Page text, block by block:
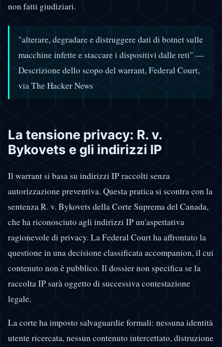
non fatti giudiziari.
"alterare, degradare e distruggere dati di botnet sulle
macchine infette e staccare i dispositivi dalle reti" —
Descrizione dello scopo del warrant, Federal Court,
via The Hacker News
La tensione privacy: R. v.
Bykovets e gli indirizzi IP
Il warrant si basa su indirizzi IP raccolti senza
autorizzazione preventiva. Questa pratica si scontra con la
sentenza R. v. Bykovets della Corte Suprema del Canada,
che ha riconosciuto agli indirizzi IP un'aspettativa
ragionevole di privacy. La Federal Court ha affrontato la
questione in una decisione classificata accompanion, il cui
contenuto non è pubblico. Il dossier non specifica se la
raccolta IP sarà oggetto di successiva contestazione
legale.
La corte ha imposto salvaguardie formali: nessuna identità
utente ricercata, nessun contenuto intercettato, distruzione